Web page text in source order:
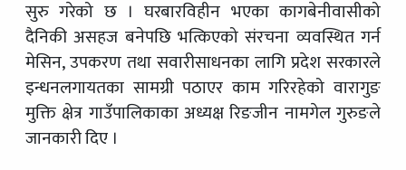
सुरु गरेको छ । घरबारविहीन भएका कागबेनीवासीको
दैनिकी असहज बनेपछि भत्किएको संरचना व्यवस्थित गर्न
मेसिन, उपकरण तथा सवारीसाधनका लागि प्रदेश सरकारले
इन्धनलगायतका सामग्री पठाएर काम गरिरहेको वारागुङ
मुक्ति क्षेत्र गाउँपालिकाका अध्यक्ष रिङजीन नामगेल गुरुङले
जानकारी दिए ।